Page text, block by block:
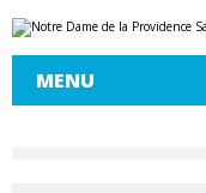
Aller
au
contenu.
à
Outils
personnels
MENU